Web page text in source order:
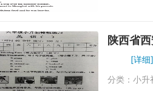
陕西省
[详细]
分类： 小升